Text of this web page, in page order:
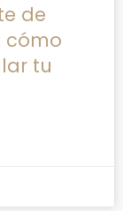
de
cómo
tu